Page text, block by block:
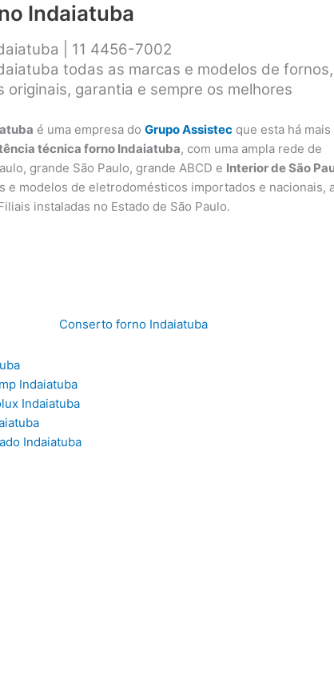
Indaiatuba
| 11 4456-7002
todas as marcas e modelos de fornos,
originais, garantia e sempre os melhores
é uma empresa doGrupo Assistec que esta há
técnica forno Indaiatuba, com uma ampla rede de
grande São Paulo, grande ABCD e Interior de São
e modelos de eletrodomésticos importados e nacionais,
instaladas no Estado de São Paulo.
Indaiatuba
Indaiatuba
Indaiatuba